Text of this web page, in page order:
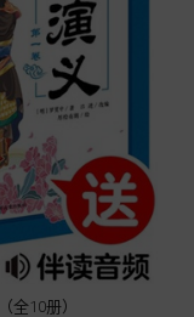
全10册）